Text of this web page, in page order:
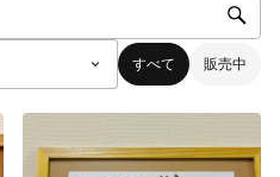
すべて 販売中